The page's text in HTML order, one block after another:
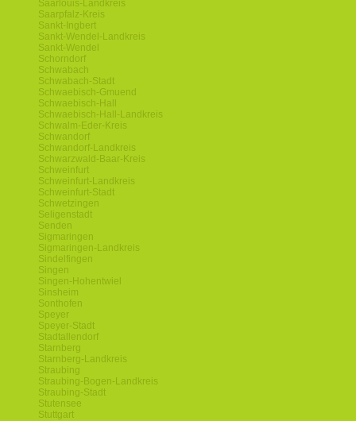
Saarlouis-Landkreis
Saarpfalz-Kreis
Sankt-Ingbert
Sankt-Wendel-Landkreis
Sankt-Wendel
Schorndorf
Schwabach
Schwabach-Stadt
Schwaebisch-Gmuend
Schwaebisch-Hall
Schwaebisch-Hall-Landkreis
Schwalm-Eder-Kreis
Schwandorf
Schwandorf-Landkreis
Schwarzwald-Baar-Kreis
Schweinfurt
Schweinfurt-Landkreis
Schweinfurt-Stadt
Schwetzingen
Seligenstadt
Senden
Sigmaringen
Sigmaringen-Landkreis
Sindelfingen
Singen
Singen-Hohentwiel
Sinsheim
Sonthofen
Speyer
Speyer-Stadt
Stadtallendorf
Starnberg
Starnberg-Landkreis
Straubing
Straubing-Bogen-Landkreis
Straubing-Stadt
Stutensee
Stuttgart